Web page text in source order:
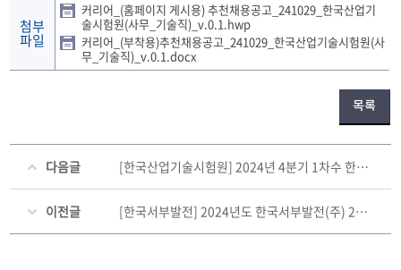
첨부
파일
커리어_(홈페이지 게시용) 추천채용공고_241029_한국산업기
술시험원(사무_기술직)_v.0.1.hwp
커리어_(부착용)추천채용공고_241029_한국산업기술시험원(사
무_기술직)_v.0.1.docx
목록
다음글 [한국산업기술시험원] 2024년 4분기 1차수 한국산업기술시험원 위촉 계약직(행정/연구직) 공개모집 (~11.15)
이전글 [한국서부발전] 2024년도 한국서부발전(주) 2차 체험형 인턴 모집공고 (~11.13)